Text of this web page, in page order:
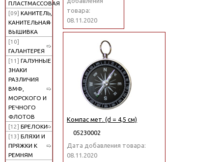
ПЛАСТМАССОВАЯ
[09] КАНИТЕЛЬ,
КАНИТЕЛЬНАЯ
ВЫШИВКА
[10]
ГАЛАНТЕРЕЯ
[11] ГАЛУННЫЕ
ЗНАКИ
РАЗЛИЧИЯ
ВМФ,
МОРСКОГО И
РЕЧНОГО
ФЛОТОВ
[12] БРЕЛОКИ
[13] БЛЯХИ И
ПРЯЖКИ К
РЕМНЯМ
товара:
08.11.2020
Компас мет. (d = 4,5 см)
05230002
Дата добавления товара:
08.11.2020